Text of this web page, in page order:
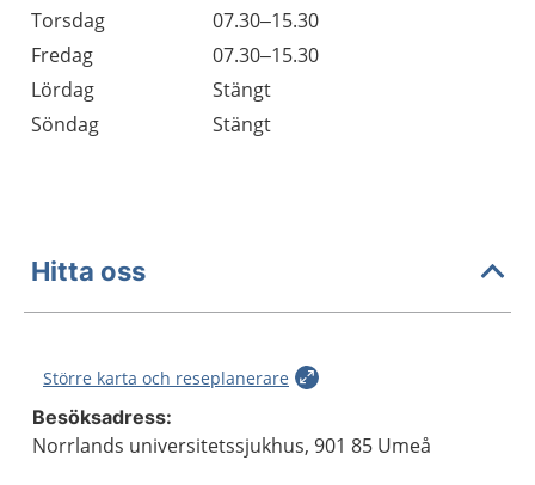
Torsdag
07.30–15.30
Fredag
07.30–15.30
Lördag
Stängt
Söndag
Stängt
Hitta oss
Större karta och reseplanerare
Besöksadress:
Norrlands universitetssjukhus, 901 85 Umeå